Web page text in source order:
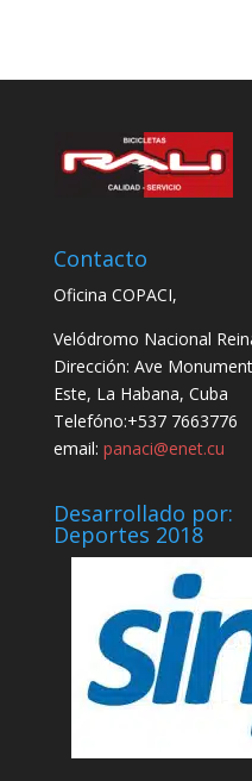
Contacto
Oficina COPACI,
Velódromo Nacional
Dirección: Ave
Este, La Habana, Cuba
Telefóno:+537 7663776
email: panaci@enet.cu
Desarrollado
Deportes 2018